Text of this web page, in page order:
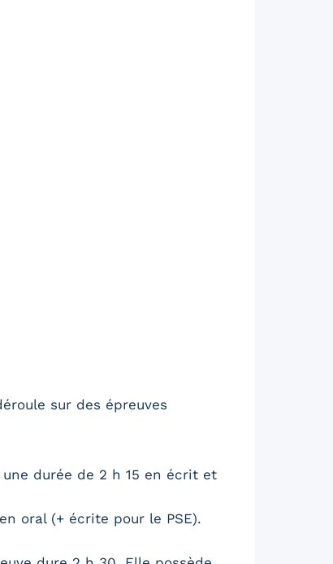
sur des épreuves
durée de 2 h 15 en écrit et
oral (+ écrite pour le PSE).